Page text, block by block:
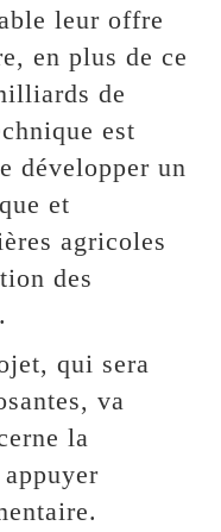
leur offre
en plus de ce
de
est
développer un
et
agricoles
des
qui sera
va
la